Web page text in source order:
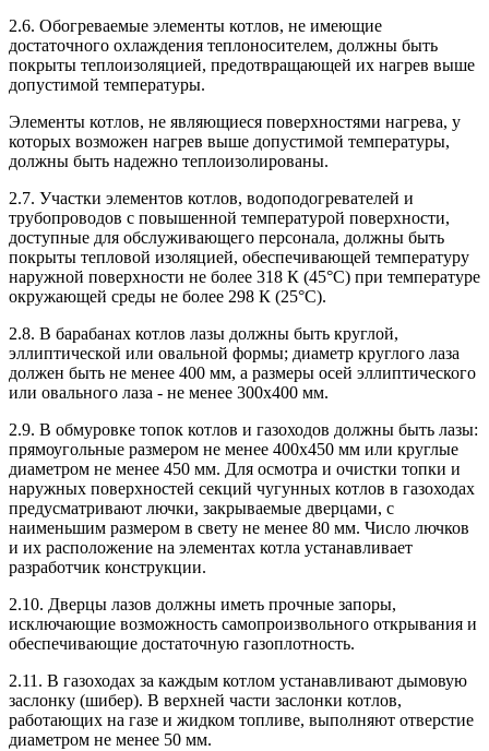
2.6. Обогреваемые элементы котлов, не имеющие
достаточного охлаждения теплоносителем, должны быть
покрыты теплоизоляцией, предотвращающей их нагрев выше
допустимой температуры.
Элементы котлов, не являющиеся поверхностями нагрева, у
которых возможен нагрев выше допустимой температуры,
должны быть надежно теплоизолированы.
2.7. Участки элементов котлов, водоподогревателей и
трубопроводов с повышенной температурой поверхности,
доступные для обслуживающего персонала, должны быть
покрыты тепловой изоляцией, обеспечивающей температуру
наружной поверхности не более 318 К (45°С) при температуре
окружающей среды не более 298 К (25°С).
2.8. В барабанах котлов лазы должны быть круглой,
эллиптической или овальной формы; диаметр круглого лаза
должен быть не менее 400 мм, а размеры осей эллиптического
или овального лаза - не менее 300х400 мм.
2.9. В обмуровке топок котлов и газоходов должны быть лазы:
прямоугольные размером не менее 400х450 мм или круглые
диаметром не менее 450 мм. Для осмотра и очистки топки и
наружных поверхностей секций чугунных котлов в газоходах
предусматривают лючки, закрываемые дверцами, с
наименьшим размером в свету не менее 80 мм. Число лючков
и их расположение на элементах котла устанавливает
разработчик конструкции.
2.10. Дверцы лазов должны иметь прочные запоры,
исключающие возможность самопроизвольного открывания и
обеспечивающие достаточную газоплотность.
2.11. В газоходах за каждым котлом устанавливают дымовую
заслонку (шибер). В верхней части заслонки котлов,
работающих на газе и жидком топливе, выполняют отверстие
диаметром не менее 50 мм.